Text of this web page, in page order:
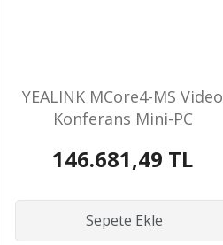
YEALINK MCore4-MS Video
Konferans Mini-PC
146.681,49 TL
Sepete Ekle